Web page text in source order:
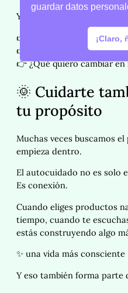
Y desde ahí, es mucho más
👉 ¿Qué me gusta de
👉 ¿Qué me hace sentir
👉 ¿Qué quiero cambiar en
🌞 Cuidarte
tu propósito
Muchas veces buscamos
empieza dentro.
El autocuidado no es solo
Es conexión.
Cuando eliges productos
tiempo, cuando te
estás construyendo algo
✨ una vida más consciente
Y eso también forma parte
guardar datos
¡Claro,